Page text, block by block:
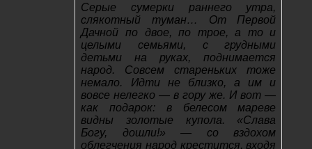
Серые сумерки раннего утра,
слякотный туман… От Первой
Дачной по двое, по трое, а то и
целыми семьями, с грудными
детьми на руках, поднимается
народ. Совсем стареньких тоже
немало. Идти не близко, а им и
вовсе нелегко — в гору же. И вот —
как подарок: в белесом мареве
видны золотые купола. «Слава
Богу, дошли!» — со вздохом
облегчения народ крестится, входя